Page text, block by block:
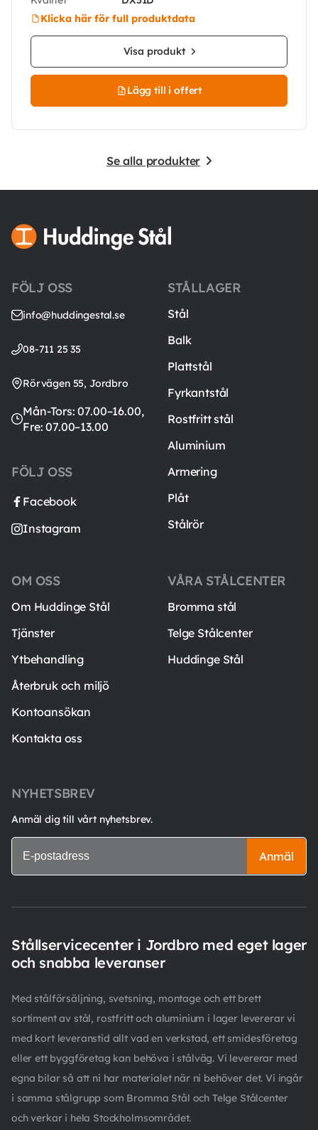
Klicka här för full produktdata
Visa produkt
Lägg till i offert
Se alla produkter
FÖLJ OSS
info@huddingestal.se
08-711 25 35
Rörvägen 55, Jordbro
Mån-Tors: 07.00–16.00,
Fre: 07.00–13.00
FÖLJ OSS
Facebook
Instagram
STÅLLAGER
Stål
Balk
Plattstål
Fyrkantstål
Rostfritt stål
Aluminium
Armering
Plåt
Stålrör
VÅRA STÅLCENTER
Bromma stål
Telge Stålcenter
Huddinge Stål
OM OSS
Om Huddinge Stål
Tjänster
Ytbehandling
Återbruk och miljö
Kontoansökan
Kontakta oss
NYHETSBREV
Anmäl dig till vårt nyhetsbrev.
Anmäl
Stållservicecenter i Jordbro med eget lager
och snabba leveranser
Med stålförsäljning, svetsning, montage och ett brett
sortiment av stål, rostfritt och aluminium i lager levererar vi
med kort leveranstid allt vad en verkstad, ett smidesföretag
eller ett byggföretag kan behöva i stålväg. Vi levererar med
egna bilar så att ni har materialet när ni behöver det. Vi ingår
i samma stålgrupp som Bromma Stål och Telge Stålcenter
och verkar i hela Stockholmsområdet.